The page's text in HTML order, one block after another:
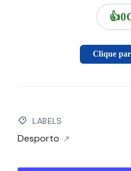
👍0
Clique
LABELS
Desporto